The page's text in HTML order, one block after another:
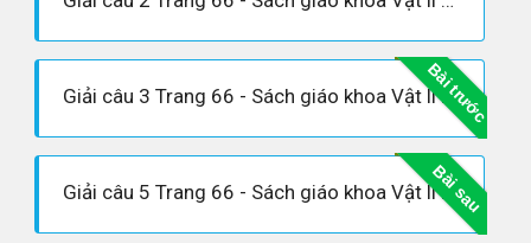
Bài trước
Giải câu 3 Trang 66 - Sách giáo khoa Vật lí 12
Bài sau
Giải câu 5 Trang 66 - Sách giáo khoa Vật lí 12